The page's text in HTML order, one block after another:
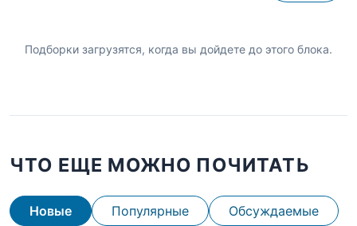
Подборки загрузятся, когда вы дойдете до этого блока.
ЧТО ЕЩЕ МОЖНО ПОЧИТАТЬ
Новые Популярные Обсуждаемые